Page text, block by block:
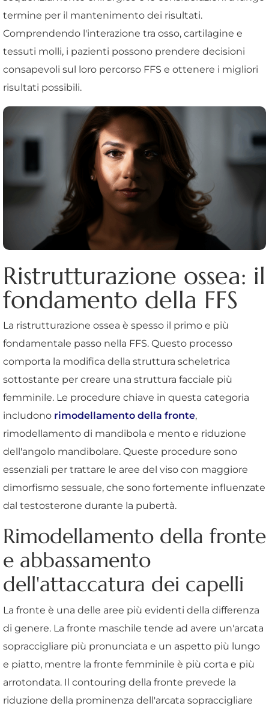
termine per il mantenimento dei risultati.
Comprendendo l'interazione tra osso, cartilagine e
tessuti molli, i pazienti possono prendere decisioni
consapevoli sul loro percorso FFS e ottenere i migliori
risultati possibili.
Ristrutturazione ossea: il
fondamento della FFS
La ristrutturazione ossea è spesso il primo e più
fondamentale passo nella FFS. Questo processo
comporta la modifica della struttura scheletrica
sottostante per creare una struttura facciale più
femminile. Le procedure chiave in questa categoria
includono rimodellamento della fronte,
rimodellamento di mandibola e mento e riduzione
dell'angolo mandibolare. Queste procedure sono
essenziali per trattare le aree del viso con maggiore
dimorfismo sessuale, che sono fortemente influenzate
dal testosterone durante la pubertà.
Rimodellamento della fronte
e abbassamento
dell'attaccatura dei capelli
La fronte è una delle aree più evidenti della differenza
di genere. La fronte maschile tende ad avere un'arcata
sopraccigliare più pronunciata e un aspetto più lungo
e piatto, mentre la fronte femminile è più corta e più
arrotondata. Il contouring della fronte prevede la
riduzione della prominenza dell'arcata sopraccigliare